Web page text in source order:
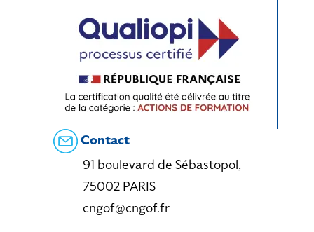
Contact
91 boulevard de Sébastopol,
75002 PARIS
cngof@cngof.fr